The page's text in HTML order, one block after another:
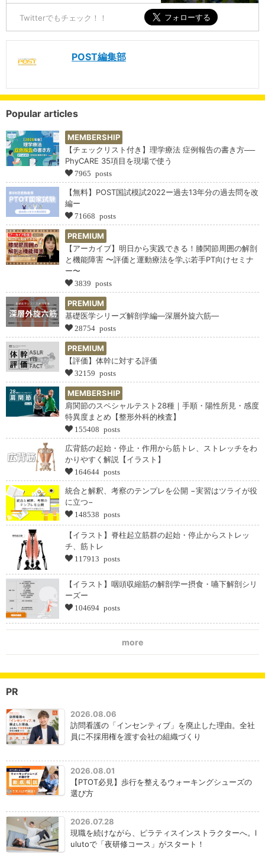
Twitterでもチェック！！
POST編集部
Popular articles
MEMBERSHIP
【チェックリスト付き】理学療法 症例報告の書き方──
PhyCARE 35項目を現場で使う
7965 posts
【無料】POST国試模試2022ー過去13年分の過去問を改
編ー
71668 posts
PREMIUM
【アーカイブ】明日から実践できる！膝関節周囲の解剖
と機能障害 〜評価と運動療法を学ぶ若手PT向けセミナ
ー〜
3839 posts
PREMIUM
基礎医学シリーズ解剖学編―深層外旋六筋―
28754 posts
PREMIUM
【評価】体幹に対する評価
32159 posts
MEMBERSHIP
肩関節のスペシャルテスト28種｜手順・陽性所見・感度
特異度まとめ【整形外科的検査】
155408 posts
広背筋の起始・停止・作用から筋トレ、ストレッチをわ
かりやすく解説【イラスト】
164644 posts
統合と解釈、考察のテンプレを公開 −実習はツライが役
に立つ−
148538 posts
【イラスト】脊柱起立筋群の起始・停止からストレッ
チ、筋トレ
117913 posts
【イラスト】咽頭収縮筋の解剖学ー摂食・嚥下解剖シリ
ーズー
104694 posts
more
PR
2026.08.06
訪問看護の「インセンティブ」を廃止した理由。全社
員に不採用権を渡す会社の組織づくり
2026.08.01
【PTOT必見】歩行を整えるウォーキングシューズの
選び方
2026.07.28
現職を続けながら、ピラティスインストラクターへ。l
ulutoで「夜研修コース」がスタート！